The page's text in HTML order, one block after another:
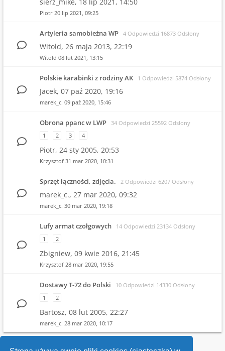
Piotr 20 lip 2021, 09:25
Artyleria samobieżna WP 4 Odpowiedzi 16873 Odsłony
Witold, 26 maja 2013, 22:19
Witold 08 lut 2021, 13:15
Polskie karabinki z rodziny AK 1 Odpowiedzi 5874 Odsłony
Jacek, 07 paź 2020, 19:16
marek_c. 09 paź 2020, 15:46
Obrona ppanc w LWP 34 Odpowiedzi 25592 Odsłony
1
2 3 4
Piotr, 24 sty 2005, 20:53
Krzysztof 31 mar 2020, 10:31
Sprzęt łączności, zdjęcia. 2 Odpowiedzi 6207 Odsłony
marek_c., 27 mar 2020, 09:32
marek_c. 30 mar 2020, 19:18
Lufy armat czołgowych
14 Odpowiedzi 23134 Odsłony
1
2
Zbigniew, 09 kwie 2016, 21:45
Krzysztof 28 mar 2020, 19:55
Dostawy T-72 do Polski
10 Odpowiedzi 14330 Odsłony
1
2
Bartosz, 08 lut 2005, 22:27
marek_c. 28 mar 2020, 10:17